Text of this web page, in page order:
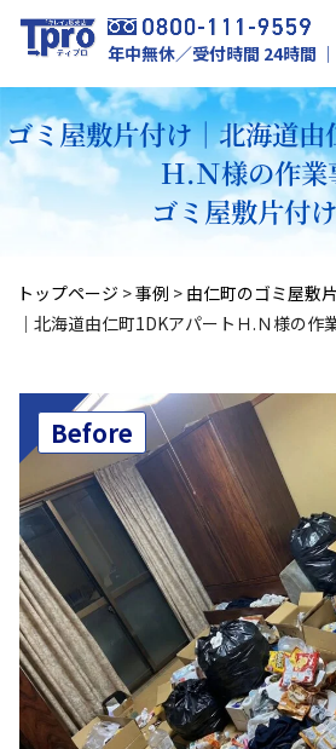
年中無休／受付時間 24時間
ゴミ屋敷片付け｜北海道
Ｈ.Ｎ様の作業
ゴミ屋敷片付
トップページ >事例 > 由仁町のゴミ屋敷
｜北海道由仁町1DKアパートＨ.Ｎ様の作
Before